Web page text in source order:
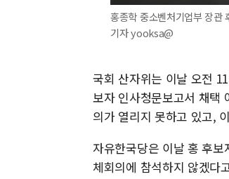
홍종학 중소벤처기업부 장관
기자 yooksa@
국회 산자위는 이날 오전
보자 인사청문보고서 채택
의가 열리지 못하고 있고,
자유한국당은 이날 홍 후
체회의에 참석하지 않겠다